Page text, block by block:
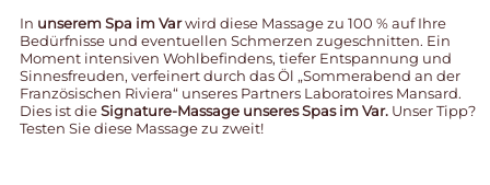
In unserem Spa im Varwird diese Massage zu 100 % auf Ihre
Bedürfnisse und eventuellen Schmerzen zugeschnitten. Ein
Moment intensiven Wohlbefindens, tiefer Entspannung und
Sinnesfreuden, verfeinert durch das Öl „Sommerabend an der
Französischen Riviera“ unseres Partners Laboratoires Mansard.
Dies ist dieSignature-Massage unseres Spas im Var. Unser Tipp?
Testen Sie diese Massage zu zweit!